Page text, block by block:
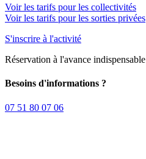
Voir les tarifs pour les collectivités
Voir les tarifs pour les sorties privées
S'inscrire à l'activité
Réservation à l'avance indispensable
Besoins d'informations ?
07 51 80 07 06